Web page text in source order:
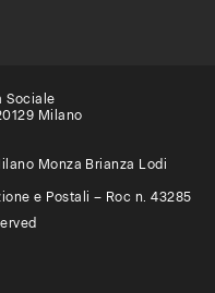
Sociale
Milano
Monza Brianza Lodi
e Postali – Roc n. 43285